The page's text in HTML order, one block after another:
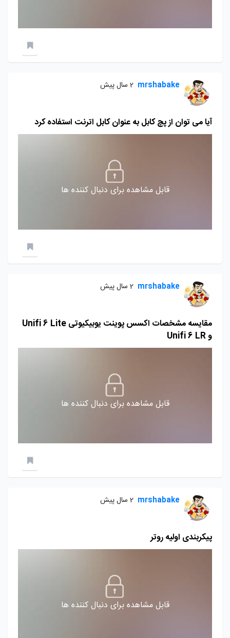
mrshabake 2 سال پیش
آیا می توان از پچ کابل به عنوان کابل اترنت استفاده کرد
قابل مشاهده برای دنبال کننده ها
mrshabake 2 سال پیش
مقایسه مشخصات اکسس پوینت یوبیکیوتی Unifi 6 Lite
و Unifi 6 LR
قابل مشاهده برای دنبال کننده ها
mrshabake 2 سال پیش
پیکربندی اولیه روتر
قابل مشاهده برای دنبال کننده ها